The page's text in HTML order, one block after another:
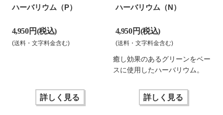
ハーバリウム（P）
4,950 円(税込)
(送料・文字料金含む)
詳しく見る
ハーバリウム（N）
4,950 円(税込)
(送料・文字料金含む)
癒し効果のあるグリーンをベー
スに使用したハーバリウム。
詳しく見る